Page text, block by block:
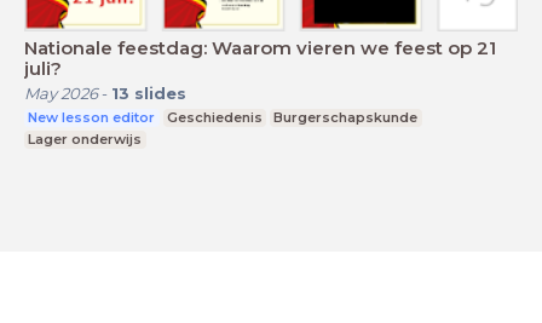
Nationale feestdag: Waarom vieren we feest op 21
juli?
May 2026- 13 slides
New lesson editor Geschiedenis
Burgerschapskunde
Lager onderwijs